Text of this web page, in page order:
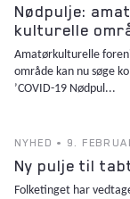
Nødpulje:
kulturelle
Amatørkulturelle
område kan nu søge
’COVID-19 Nødpul...
NYHED • 9.
Ny pulje til
Folketinget har